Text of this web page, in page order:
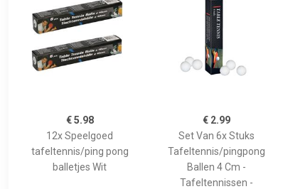
€ 5.98
12x Speelgoed
tafeltennis/ping pong
balletjes Wit
€ 2.99
Set Van 6x Stuks
Tafeltennis/pingpong
Ballen 4 Cm -
Tafeltennissen -